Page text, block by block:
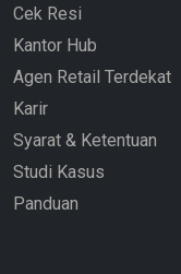
Cek Resi
Kantor Hub
Agen Retail Terdekat
Karir
Syarat & Ketentuan
Studi Kasus
Panduan